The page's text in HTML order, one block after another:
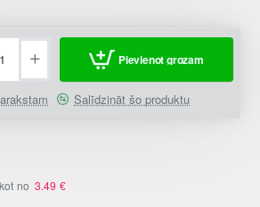
Pievienot grozam
Salīdzināt šo produktu
no3.49 €